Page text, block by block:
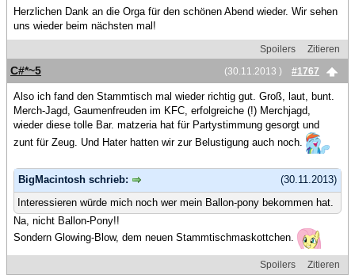
Herzlichen Dank an die Orga für den schönen Abend wieder. Wir sehen
uns wieder beim nächsten mal!
Spoilers
Zitieren
(30.11.2013 )
#1767
C#*~5
Also ich fand den Stammtisch mal wieder richtig gut. Groß, laut, bunt.
Merch-Jagd, Gaumenfreuden im KFC, erfolgreiche (!) Merchjagd,
wieder diese tolle Bar. matzeria hat für Partystimmung gesorgt und
zunt für Zeug. Und Hater hatten wir zur Belustigung auch noch.
(30.11.2013)
BigMacintosh schrieb:
Interessieren würde mich noch wer mein Ballon-pony bekommen hat.
Na, nicht Ballon-Pony!!
Sondern Glowing-Blow, dem neuen Stammtischmaskottchen.
Spoilers
Zitieren